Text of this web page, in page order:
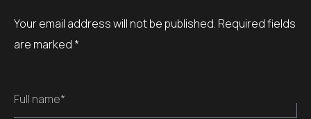
Your email address will not be published. Required fields
are marked *
Full name*